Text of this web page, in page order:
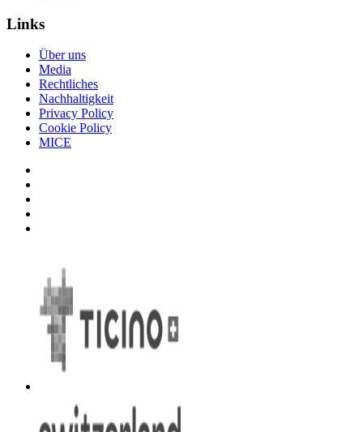
Links
Über uns
Media
Rechtliches
Nachhaltigkeit
Privacy Policy
Cookie Policy
MICE